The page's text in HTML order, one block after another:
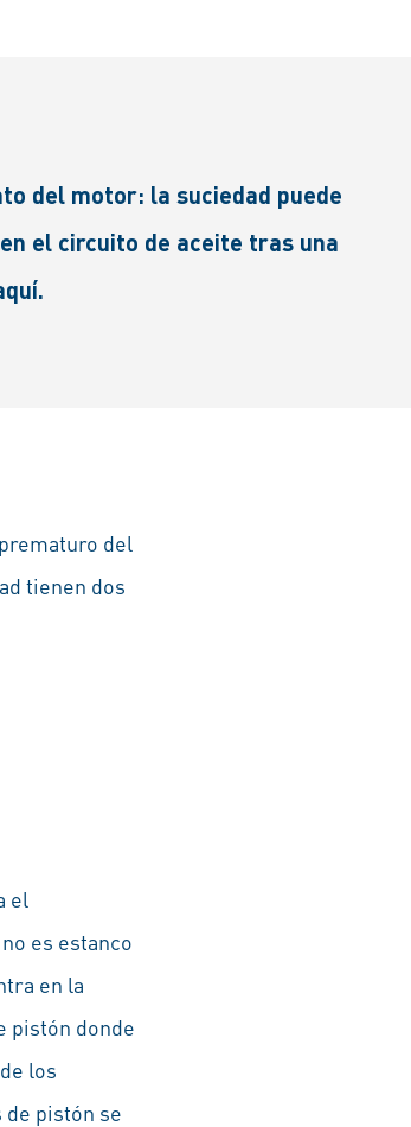
del motor: la suciedad puede
el circuito de aceite tras una
del
tienen dos
el
es estanco
en la
pistón donde
los
pistón se